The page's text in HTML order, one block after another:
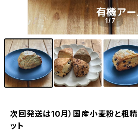
1/7
次回発送は10月）国産小麦粉と粗
ット